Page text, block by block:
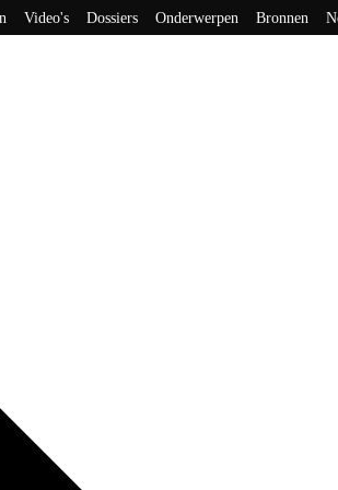
Video's Dossiers Onderwerpen Bronnen